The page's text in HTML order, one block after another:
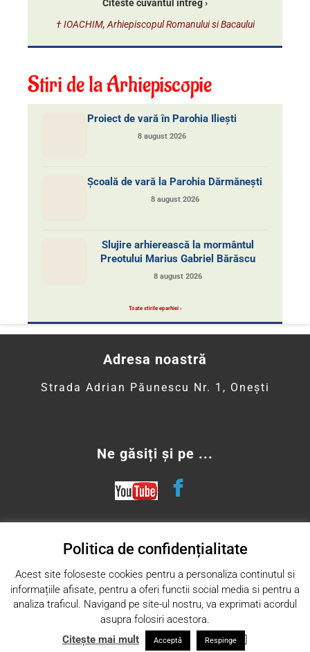
Citeste cuvantul intreg ›
† IOACHIM, Arhiepiscopul Romanului si Bacaului
Stiri de la Arhiepiscopie
Proiect de vară în Parohia Iliești
8 august 2026
Școală de vară la Parohia Dărmănești
8 august 2026
Slujire arhierească la mormântul
Preotului Marius Gabriel Bărăscu
8 august 2026
Toate stirile eparhiei ›
Adresa noastră
Strada Adrian Păunescu Nr. 1, Onești
Ne găsiți și pe ...
Contact
protoieriaonesti@yahoo.com
Telefon: 0234 312 190
Designed byAptDesign.
Politica de confidențialitate
Acest site foloseste cookies pentru a personaliza continutul si
informațiile afisate, pentru a oferi functii social media si pentru a
analiza traficul. Navigand pe site-ul nostru, va exprimati acordul
asupra folosiri acestora.
Citește mai mult
Acceptă Respinge ]